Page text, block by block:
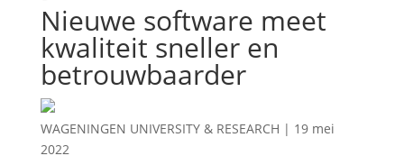
Nieuwe software meet
kwaliteit sneller en
betrouwbaarder
WAGENINGEN UNIVERSITY & RESEARCH | 19 mei
2022